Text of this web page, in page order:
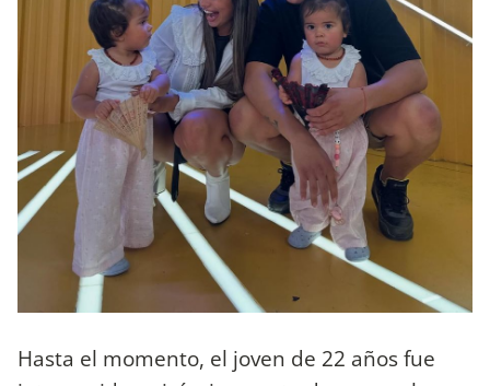
Hasta el momento, el joven de 22 años fue